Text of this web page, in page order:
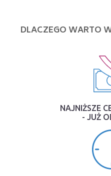
DLACZEGO WARTO
NAJNIŻSZE
- JUŻ